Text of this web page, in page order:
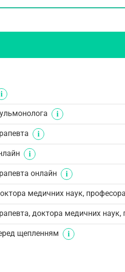
онлайн
медичних наук, професора
доктора медичних наук,
щепленням